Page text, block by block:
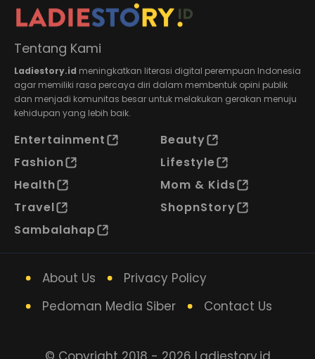
Tentang Kami
Ladiestory.id meningkatkan literasi digital perempuan Indonesia
agar memiliki rasa percaya diri dalam membentuk opini publik
dan menjadi komunitas besar untuk melakukan gerakan menuju
kehidupan yang lebih baik.
Entertainment
Beauty
Fashion
Lifestyle
Health
Mom & Kids
Travel
ShopnStory
Sambalahap
About Us
Privacy Policy
Pedoman Media Siber
Contact Us